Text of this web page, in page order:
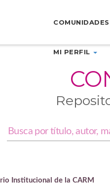
COMUNIDADES
MI PERFIL
Institucional de la CARM